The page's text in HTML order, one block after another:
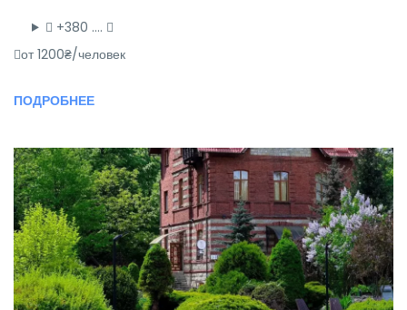
+380 ….
от 1200₴/человек
ПОДРОБНЕЕ